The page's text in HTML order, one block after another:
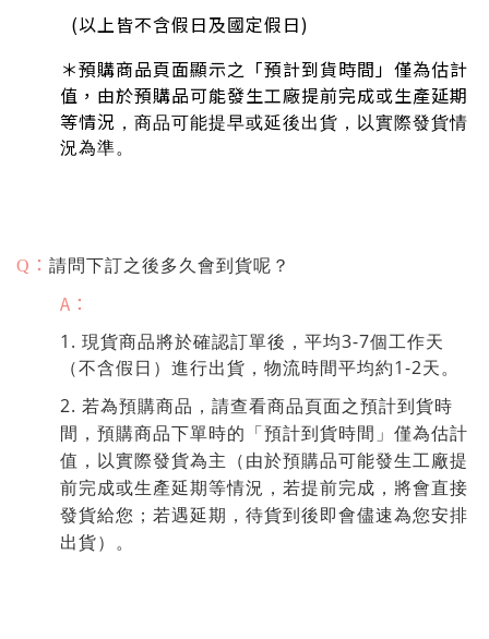
(以上皆不含假日及國定假日)
＊預購商品頁面顯示之「預計到貨時間」僅為估計
值，由於預購品可能發生工廠提前完成或生產延期
等情況 ，商品可能提早或延後出貨 ，以實際發貨情
況為準。
Q ： 請問下訂之後多久會到貨呢？
A：
1. 現貨商品將於確認訂單後，平均3-7個工作天
（不含假日）進行出貨，物流時間平均約1-2天。
2. 若為預購商品，請查看商品頁面之預計到貨時
間，預購商品下單時的「預計到貨時間」僅為估計
值，以實際發貨為主（由於預購品可能發生工廠提
前完成或生產延期等情況，若提前完成，將會直接
發貨給您；若遇延期，待貨到後即會儘速為您安排
出貨）。